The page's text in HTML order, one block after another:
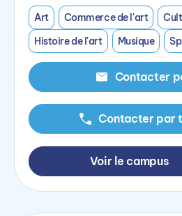
Art Commerce de l'art
Histoire de l'art
Musique
Contacter
Contacter par
Voir le campus